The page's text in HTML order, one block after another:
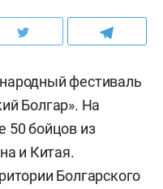
фестиваль
Болгар». На
50 бойцов из
и Китая.
Болгарского